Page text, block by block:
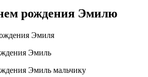
рождения Эмилю